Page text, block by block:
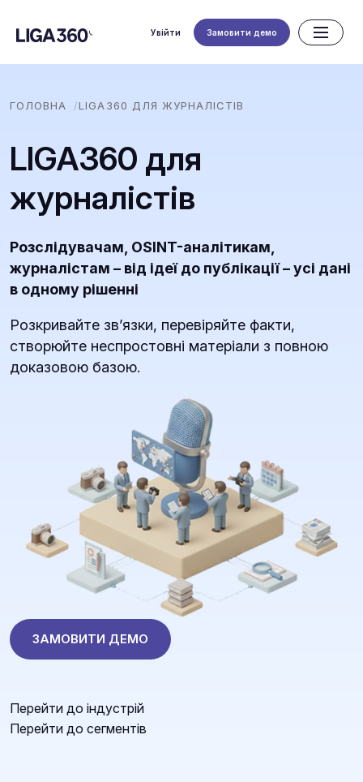
Увійти Замовити демо
ГОЛОВНА LIGA360 ДЛЯ ЖУРНАЛІСТІВ
LIGA360 для
журналістів
Розслідувачам, OSINT-аналітикам,
журналістам – від ідеї до публікації – усі дані
в одному рішенні
Розкривайте зв’язки, перевіряйте факти,
створюйте неспростовні матеріали з повною
доказовою базою.
ЗАМОВИТИ ДЕМО
Перейти до індустрій
Перейти до сегментів